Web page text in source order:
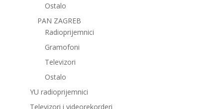
Ostalo
PAN ZAGREB
Radioprijemnici
Gramofoni
Televizori
Ostalo
YU radioprijemnici
Televizori i videorekorderi